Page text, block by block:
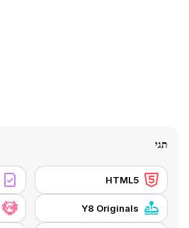
תגי
HTML5
Y8 Originals